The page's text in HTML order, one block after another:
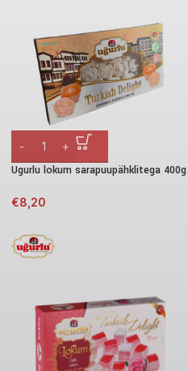
Ugurlu lokum sarapuupähklitega 400g
€8,20